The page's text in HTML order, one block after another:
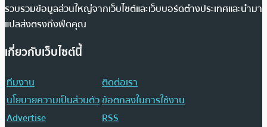
รวบรวมข้อมูลส่วนใหญ่จากเว็บไซต์และเว็บบอร์ดต่างประเทศและนำมา
แปลส่งตรงถึงฟีดคุณ
เกี่ยวกับเว็บไซต์นี้
ทีมงาน
ติดต่อเรา
นโยบายความเป็นส่วนตัวข้อตกลงในการใช้งาน
Advertise
RSS